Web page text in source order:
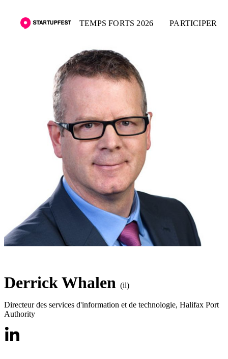
TEMPS FORTS 2026 PARTICIPER
Derrick Whalen (il)
Directeur des services d'information et de technologie, Halifax Port
Authority